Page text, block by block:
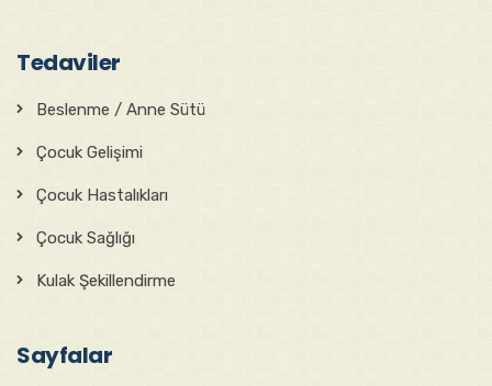
Tedaviler
Beslenme / Anne Sütü
Çocuk Gelişimi
Çocuk Hastalıkları
Çocuk Sağlığı
Kulak Şekillendirme
Sayfalar